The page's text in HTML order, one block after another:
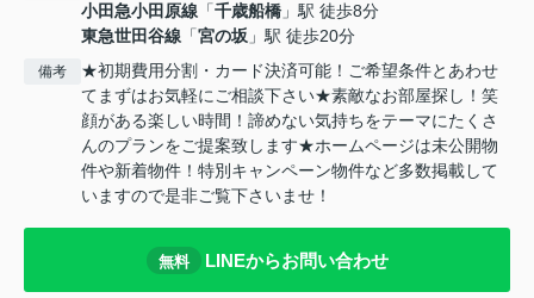
小田急小田原線 「千歳船橋 」駅 徒歩8分
東急世田谷線 「宮の坂 」駅 徒歩20分
備考
★初期費用分割・カード決済可能！ご希望条件とあわせ
てまずはお気軽にご相談下さい★素敵なお部屋探し！笑
顔がある楽しい時間！諦めない気持ちをテーマにたくさ
んのプランをご提案致します★ホームページは未公開物
件や新着物件！特別キャンペーン物件など多数掲載して
いますので是非ご覧下さいませ！
無料 LINEからお問い合わせ